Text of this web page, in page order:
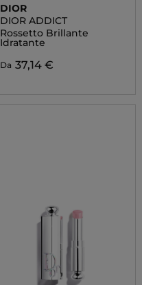
DIOR
DIOR ADDICT
Rossetto Brillante
Idratante
Da 37,14 €